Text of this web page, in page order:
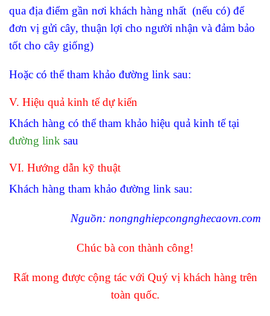
qua địa điểm gần nơi khách hàng nhất (nếu có) để
đơn vị gửi cây, thuận lợi cho người nhận và đảm bảo
tốt cho cây giống)
Hoặc có thể tham khảo đường link sau:
V. Hiệu quả kinh tế dự kiến
Khách hàng có thể tham khảo hiệu quả kinh tế tại
đường link sau
VI. Hướng dẫn kỹ thuật
Khách hàng tham khảo đường link sau:
Nguồn: nongnghiepcongnghecaovn.com
Chúc bà con thành công!
Rất mong được cộng tác với Quývị khách hàng trên
toàn quốc.